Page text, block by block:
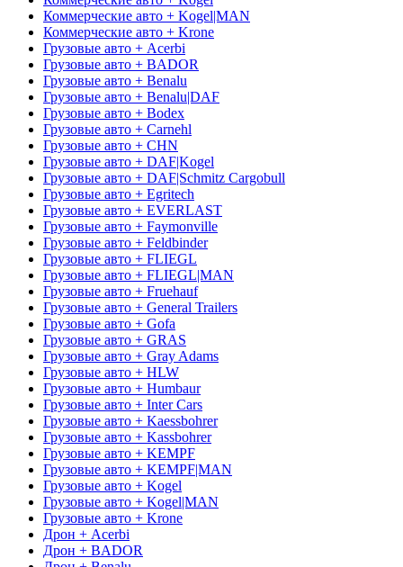
Коммерческие авто + Kogel|MAN
Коммерческие авто + Krone
Грузовые авто + Acerbi
Грузовые авто + BADOR
Грузовые авто + Benalu
Грузовые авто + Benalu|DAF
Грузовые авто + Bodex
Грузовые авто + Carnehl
Грузовые авто + CHN
Грузовые авто + DAF|Kogel
Грузовые авто + DAF|Schmitz Cargobull
Грузовые авто + Egritech
Грузовые авто + EVERLAST
Грузовые авто + Faymonville
Грузовые авто + Feldbinder
Грузовые авто + FLIEGL
Грузовые авто + FLIEGL|MAN
Грузовые авто + Fruehauf
Грузовые авто + General Trailers
Грузовые авто + Gofa
Грузовые авто + GRAS
Грузовые авто + Gray Adams
Грузовые авто + HLW
Грузовые авто + Humbaur
Грузовые авто + Inter Cars
Грузовые авто + Kaessbohrer
Грузовые авто + Kassbohrer
Грузовые авто + KEMPF
Грузовые авто + KEMPF|MAN
Грузовые авто + Kogel
Грузовые авто + Kogel|MAN
Грузовые авто + Krone
Дрон + Acerbi
Дрон + BADOR